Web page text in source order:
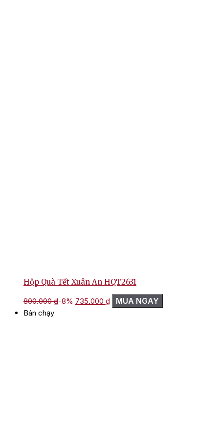
Hộp Quà Tết Xuân An HQT2631
800.000₫-8% Giá
gốc
735.000 ₫Giá
hiện
MUA NGAY
Bán chạy